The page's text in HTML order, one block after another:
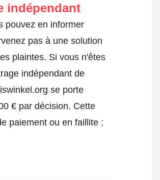
indépendant
pouvez en informer
pas à une solution
plaintes. Si vous n'êtes
indépendant de
se porte
€ par décision. Cette
paiement ou en faillite ;